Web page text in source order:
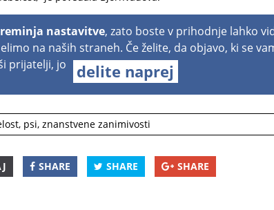
nastavitve, zato boste v prihodnje lahko
na naših straneh. Če želite, da objavo, ki se
prijatelji, jo
delite naprej
, psi, znanstvene zanimivosti
SHARE SHARE SHARE